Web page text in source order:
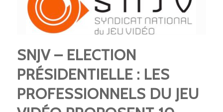
SNJV – ELECTION
PRÉSIDENTIELLE : LES
PROFESSIONNELS DU JEU